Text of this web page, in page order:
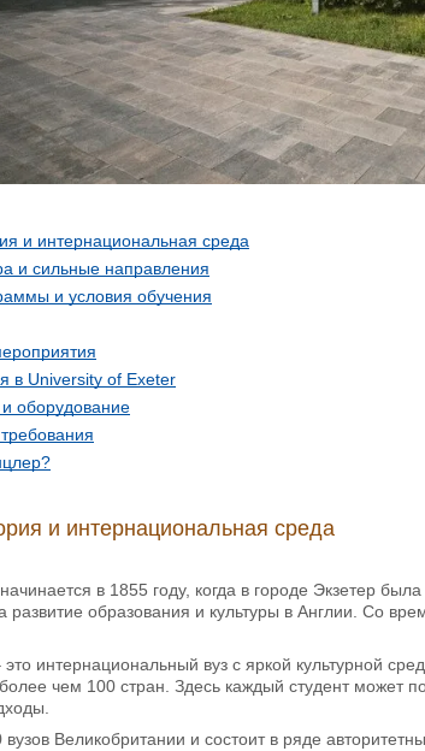
и интернациональная среда
и сильные направления
и условия обучения
в University of Exeter
оборудование
и интернациональная среда
в 1855 году, когда в городе Экзетер
развитие образования и культуры в Англии. Со
интернациональный вуз с яркой культурной
чем 100 стран. Здесь каждый студент может
Великобритании и состоит в ряде